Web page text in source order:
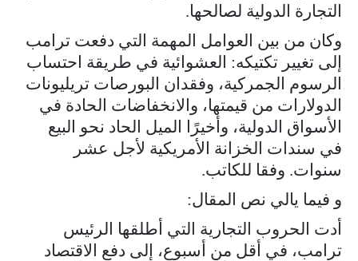
التجارة الدولية لصالحها.
وكان من بين العوامل المهمة التي دفعت ترامب
إلى تغيير تكتيكه: العشوائية في طريقة احتساب
الرسوم الجمركية، وفقدان البورصات تريليونات
الدولارات من قيمتها، والانخفاضات الحادة في
الأسواق الدولية، وأخيرًا الميل الحاد نحو البيع
في سندات الخزانة الأمريكية لأجل عشر
سنوات. وفقا للكاتب.
و فيما يالي نص المقال:
أدت الحروب التجارية التي أطلقها الرئيس
ترامب، في أقل من أسبوع، إلى دفع الاقتصاد